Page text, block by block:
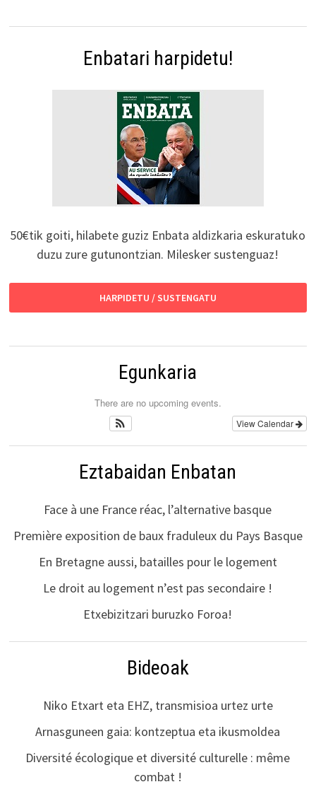
Enbatari harpidetu!
50€tik goiti, hilabete guziz Enbata aldizkaria eskuratuko
duzu zure gutunontzian. Milesker sustenguaz!
HARPIDETU / SUSTENGATU
Egunkaria
There are no upcoming events.
View Calendar
Eztabaidan Enbatan
Face à une France réac, l’alternative basque
Première exposition de baux fraduleux du Pays Basque
En Bretagne aussi, batailles pour le logement
Le droit au logement n’est pas secondaire !
Etxebizitzari buruzko Foroa!
Bideoak
Niko Etxart eta EHZ, transmisioa urtez urte
Arnasguneen gaia: kontzeptua eta ikusmoldea
Diversité écologique et diversité culturelle : même
combat !